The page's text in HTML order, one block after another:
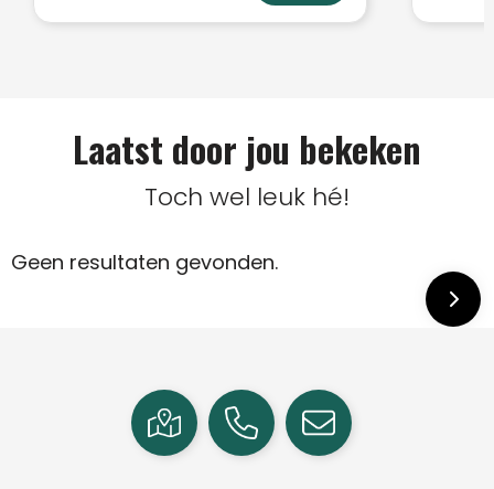
Laatst door jou bekeken
Toch wel leuk hé!
Geen resultaten gevonden.